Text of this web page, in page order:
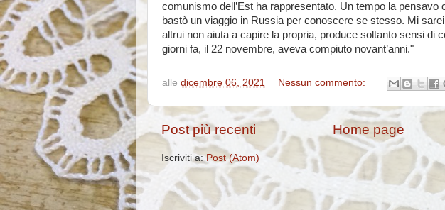
comunismo dell’Est ha rappresentato. Un tempo la pensavo
bastò un viaggio in Russia per conoscere se stesso. Mi
altrui non aiuta a capire la propria, produce soltanto sensi di
giorni fa, il 22 novembre, aveva compiuto novant’anni."
alle dicembre 06, 2021 Nessun commento:
Post più recenti Home page
Iscriviti a:Post (Atom)